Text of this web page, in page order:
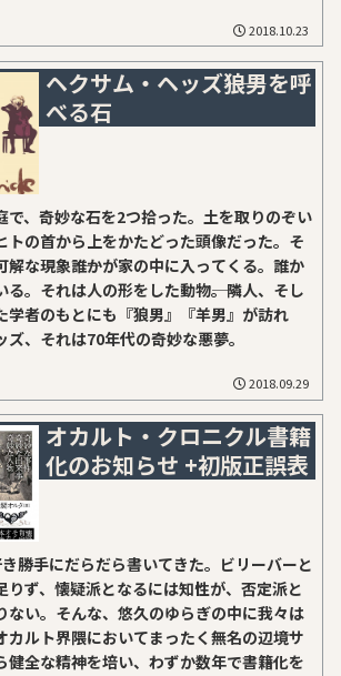
2018.10.23
ヘクサム・ヘッズ――狼男を呼
べる石
で、奇妙な石を2つ拾った。土を取りのぞい
トの首から上をかたどった頭像だった。そ
な現象――誰かが家の中に入ってくる。誰か
。それは人の形をした動物――。隣人、そし
学者のもとにも『狼男』『羊男』が訪れ
、それは70年代の奇妙な悪夢。
2018.09.29
オカルト・クロニクル書籍
化のお知らせ +初版正誤表
勝手にだらだら書いてきた。ビリーバーと
りず、懐疑派となるには知性が、否定派と
ない。そんな、悠久のゆらぎの中に我々は
カルト界隈においてまったく無名の辺境サ
健全な精神を培い、わずか数年で書籍化を